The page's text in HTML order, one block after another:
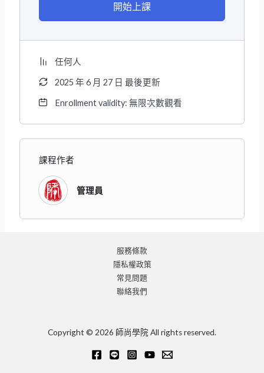
開始上課
任何人
2025 年 6 月 27 日 最後更新
Enrollment validity: 無限次數觀看
課程作者
管理員
服務條款
隱私權政策
常見問題
聯絡我們
Copyright © 2026 師尚學院 All rights reserved.